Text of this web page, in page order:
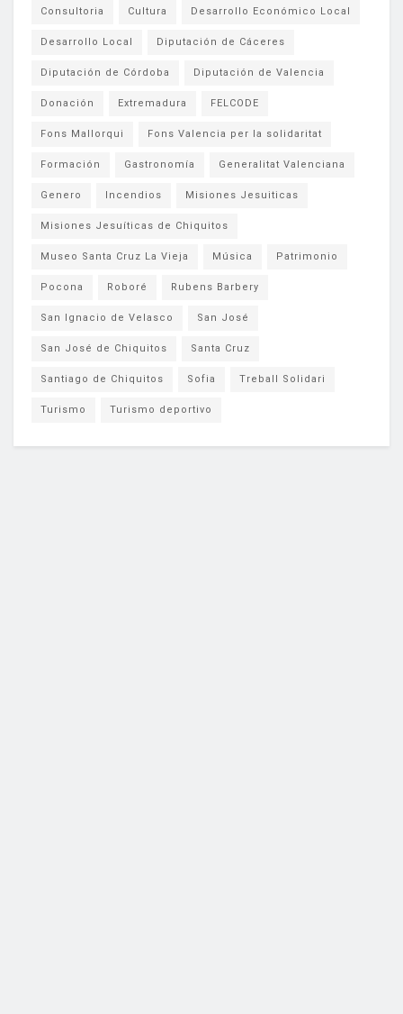
Consultoria Cultura Desarrollo Económico Local
Desarrollo Local Diputación de Cáceres
Diputación de Córdoba Diputación de Valencia
Donación Extremadura FELCODE
Fons Mallorqui Fons Valencia per la solidaritat
Formación Gastronomía Generalitat Valenciana
Genero Incendios Misiones Jesuiticas
Misiones Jesuíticas de Chiquitos
Museo Santa Cruz La Vieja Música Patrimonio
Pocona Roboré Rubens Barbery
San Ignacio de Velasco San José
San José de Chiquitos Santa Cruz
Santiago de Chiquitos Sofia Treball Solidari
Turismo Turismo deportivo